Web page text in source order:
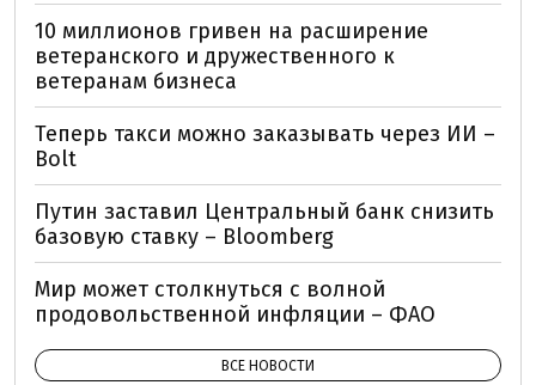
10 миллионов гривен на расширение
ветеранского и дружественного к
ветеранам бизнеса
Теперь такси можно заказывать через ИИ –
Bolt
Путин заставил Центральный банк снизить
базовую ставку – Bloomberg
Мир может столкнуться с волной
продовольственной инфляции – ФАО
ВСЕ НОВОСТИ